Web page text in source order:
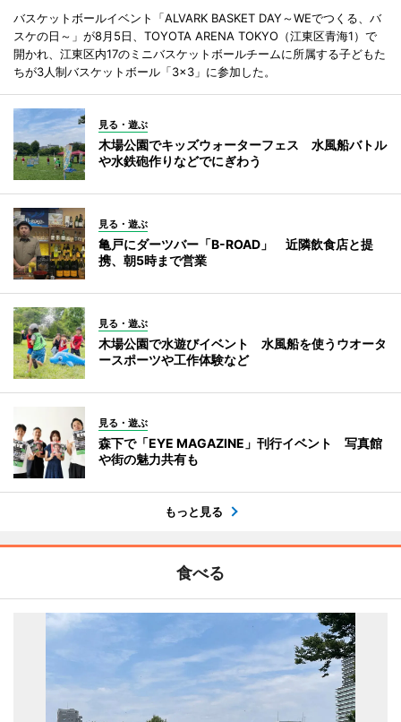
バスケットボールイベント「ALVARK BASKET DAY～WEでつくる、バ
スケの日～」が8月5日、TOYOTA ARENA TOKYO（江東区青海1）で
開かれ、江東区内17のミニバスケットボールチームに所属する子どもた
ちが3人制バスケットボール「3×3」に参加した。
見る・遊ぶ
木場公園でキッズウォーターフェス 水風船バトル
や水鉄砲作りなどでにぎわう
見る・遊ぶ
亀戸にダーツバー「B-ROAD」 近隣飲食店と提
携、朝5時まで営業
見る・遊ぶ
木場公園で水遊びイベント 水風船を使うウオータ
ースポーツや工作体験など
見る・遊ぶ
森下で「EYE MAGAZINE」刊行イベント 写真館
や街の魅力共有も
もっと見る
食べる